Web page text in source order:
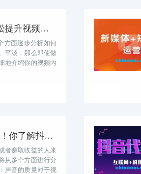
抖音优化排名攻略：8步教你轻松提升视频曝光！
方面逐步分析如何
平淡，那么即使做
地介绍你的视频内
提升抖音曝光率，优化至关重要！你了解抖音优化吗？
者赚取收益的人来
从多个方面进行分
声音的质量对于视